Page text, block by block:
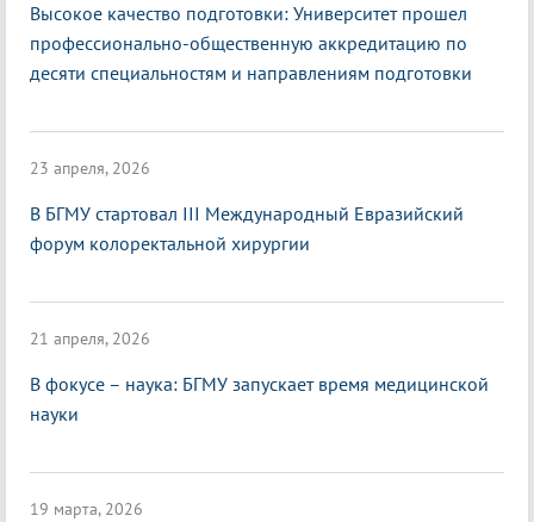
Высокое качество подготовки: Университет прошел
профессионально-общественную аккредитацию по
десяти специальностям и направлениям подготовки
23 апреля, 2026
В БГМУ стартовал III Международный Евразийский
форум колоректальной хирургии
21 апреля, 2026
В фокусе – наука: БГМУ запускает время медицинской
науки
19 марта, 2026